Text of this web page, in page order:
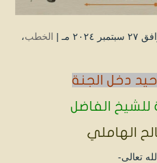
الخطب،
دخل الجنة
الفاضل
الهاملي
تعالى-